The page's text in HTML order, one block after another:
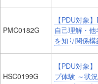
PMC0182G
【PDU対象
自己理解・
を知り関係
HSC0199G
【PDU対象
プ体験 ～状